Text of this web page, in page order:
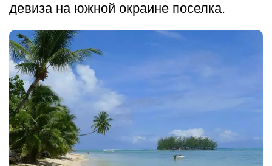
девиза на южной окраине поселка.